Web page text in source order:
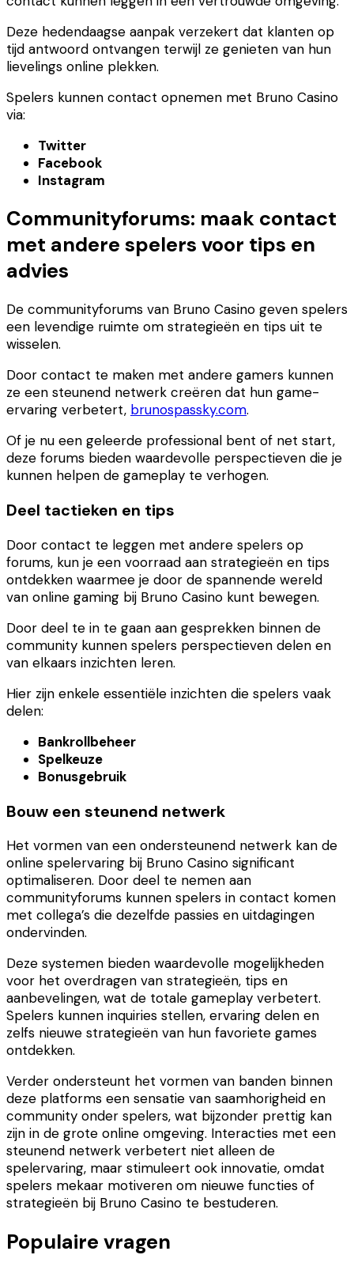
Deze hedendaagse aanpak verzekert dat klanten op
tijd antwoord ontvangen terwijl ze genieten van hun
lievelings online plekken.
Spelers kunnen contact opnemen met Bruno Casino
via:
Twitter
Facebook
Instagram
Communityforums: maak contact
met andere spelers voor tips en
advies
De communityforums van Bruno Casino geven spelers
een levendige ruimte om strategieën en tips uit te
wisselen.
Door contact te maken met andere gamers kunnen
ze een steunend netwerk creëren dat hun game-
ervaring verbetert, brunospassky.com.
Of je nu een geleerde professional bent of net start,
deze forums bieden waardevolle perspectieven die je
kunnen helpen de gameplay te verhogen.
Deel tactieken en tips
Door contact te leggen met andere spelers op
forums, kun je een voorraad aan strategieën en tips
ontdekken waarmee je door de spannende wereld
van online gaming bij Bruno Casino kunt bewegen.
Door deel te in te gaan aan gesprekken binnen de
community kunnen spelers perspectieven delen en
van elkaars inzichten leren.
Hier zijn enkele essentiële inzichten die spelers vaak
delen:
Bankrollbeheer
Spelkeuze
Bonusgebruik
Bouw een steunend netwerk
Het vormen van een ondersteunend netwerk kan de
online spelervaring bij Bruno Casino significant
optimaliseren. Door deel te nemen aan
communityforums kunnen spelers in contact komen
met collega’s die dezelfde passies en uitdagingen
ondervinden.
Deze systemen bieden waardevolle mogelijkheden
voor het overdragen van strategieën, tips en
aanbevelingen, wat de totale gameplay verbetert.
Spelers kunnen inquiries stellen, ervaring delen en
zelfs nieuwe strategieën van hun favoriete games
ontdekken.
Verder ondersteunt het vormen van banden binnen
deze platforms een sensatie van saamhorigheid en
community onder spelers, wat bijzonder prettig kan
zijn in de grote online omgeving. Interacties met een
steunend netwerk verbetert niet alleen de
spelervaring, maar stimuleert ook innovatie, omdat
spelers mekaar motiveren om nieuwe functies of
strategieën bij Bruno Casino te bestuderen.
Populaire vragen